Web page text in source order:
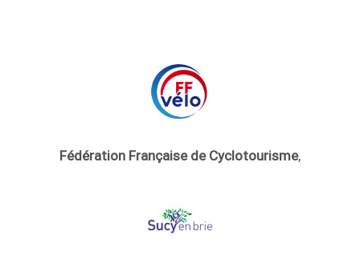
Fédération Française de Cyclotourisme,